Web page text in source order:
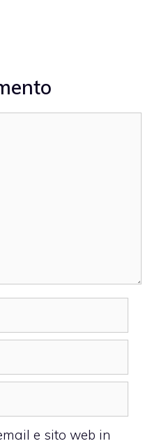
e sito web in